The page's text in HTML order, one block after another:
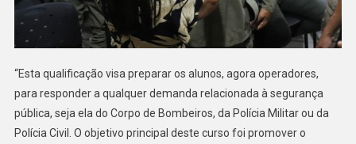
“Esta qualificação visa preparar os alunos, agora operadores,
para responder a qualquer demanda relacionada à segurança
pública, seja ela do Corpo de Bombeiros, da Polícia Militar ou da
Polícia Civil. O objetivo principal deste curso foi promover o